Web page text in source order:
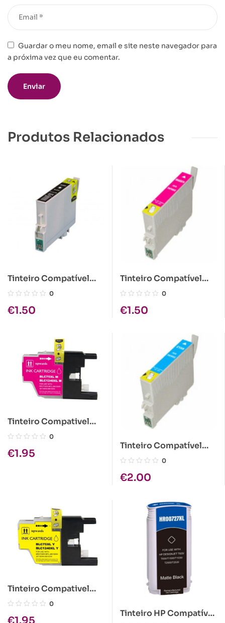
Guardar o meu nome, email e site neste navegador para
a próxima vez que eu comentar.
Produtos Relacionados
Tinteiro Compatível
Epson T0611 Preto
0
€1.50
Tinteiro Compatível
Epson T0613 Magenta
0
€1.50
Tinteiro Compativel
Brother LC1280 XL
0
€1.95
Tinteiro Compatível
Epson T0712/T0892
0
€2.00
Tinteiro Compativel
Brother LC1280 XL
0
Tinteiro HP Compatível